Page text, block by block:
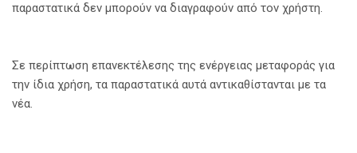
παραστατικά δεν μπορούν να διαγραφούν από τον χρήστη.
Σε περίπτωση επανεκτέλεσης της ενέργειας μεταφοράς για
την ίδια χρήση, τα παραστατικά αυτά αντικαθίστανται με τα
νέα.